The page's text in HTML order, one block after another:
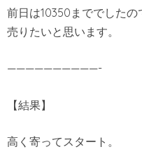
前日は10350まででした
売りたいと思います。
——————————-
【結果】
高く寄ってスタート。